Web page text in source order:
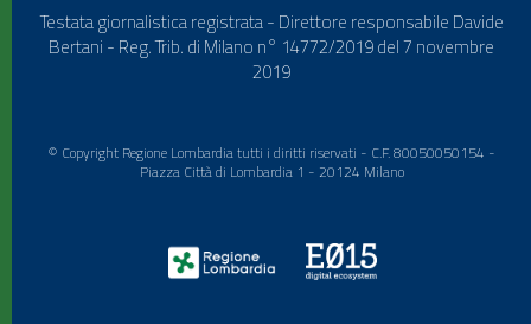
Testata giornalistica registrata - Direttore responsabile Davide
Bertani - Reg. Trib. di Milano n° 14772/2019 del 7 novembre
2019
© Copyright Regione Lombardia tutti i diritti riservati - C.F. 80050050154 -
Piazza Città di Lombardia 1 - 20124 Milano